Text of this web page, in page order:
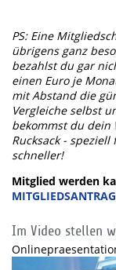
PS: Eine
übrigens ganz
bezahlst du gar
einen Euro je
mit Abstand die
Vergleiche selbst
bekommst du dein
Rucksack -
schneller!
Mitglied werden
MITGLIEDSANTRAG
Im Video stellen